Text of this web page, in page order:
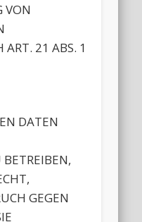
VON
ART. 21 ABS. 1
DATEN
GEGEN